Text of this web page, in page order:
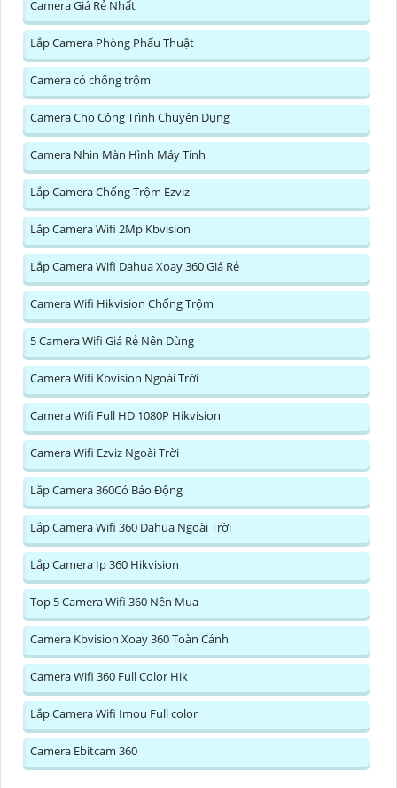
Camera Giá Rẻ Nhất
Lắp Camera Phòng Phẩu Thuật
Camera có chống trộm
Camera Cho Công Trình Chuyên Dụng
Camera Nhìn Màn Hình Máy Tính
Lắp Camera Chống Trộm Ezviz
Lắp Camera Wifi 2Mp Kbvision
Lắp Camera Wifi Dahua Xoay 360 Giá Rẻ
Camera Wifi Hikvision Chống Trộm
5 Camera Wifi Giá Rẻ Nên Dùng
Camera Wifi Kbvision Ngoài Trời
Camera Wifi Full HD 1080P Hikvision
Camera Wifi Ezviz Ngoài Trời
Lắp Camera 360Có Báo Động
Lắp Camera Wifi 360 Dahua Ngoài Trời
Lắp Camera Ip 360 Hikvision
Top 5 Camera Wifi 360 Nên Mua
Camera Kbvision Xoay 360 Toàn Cảnh
Camera Wifi 360 Full Color Hik
Lắp Camera Wifi Imou Full color
Camera Ebitcam 360